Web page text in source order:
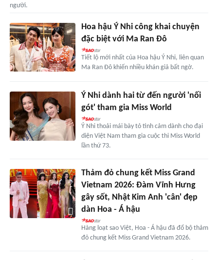
người.
Hoa hậu Ý Nhi công khai chuyện
đặc biệt với Ma Ran Đô
Tiết lộ mới nhất của Hoa hậu Ý Nhi, liên quan
Ma Ran Đô khiến nhiều khán giả bất ngờ.
Ý Nhi dành hai từ đến người 'nối
gót' tham gia Miss World
Ý Nhi thoải mái bày tỏ tình cảm dành cho đại
diện Việt Nam tham gia cuộc thi Miss World
lần thứ 73.
Thảm đỏ chung kết Miss Grand
Vietnam 2026: Đàm Vĩnh Hưng
gây sốt, Nhật Kim Anh 'cân' đẹp
dàn Hoa - Á hậu
Hàng loạt sao Việt, Hoa - Á hậu đã đổ bộ thảm
đỏ chung kết Miss Grand Vietnam 2026.